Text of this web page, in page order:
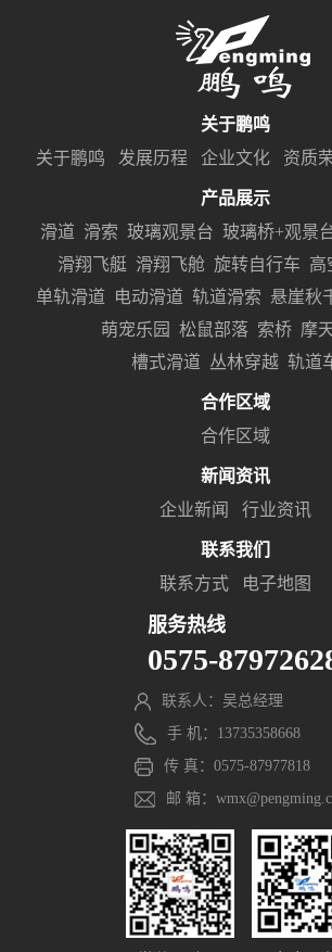
关于鹏鸣
关于鹏鸣
发展历程 企业文化 资质
产品展示
滑道 滑索 玻璃观景台 玻璃桥+观景
滑翔飞艇 滑翔飞舱 旋转自行车 高
单轨滑道
电动滑道 轨道滑索 悬崖秋
萌宠乐园
松鼠部落 索桥 摩
槽式滑道 丛林穿越 轨道
合作区域
合作区域
新闻资讯
企业新闻
行业资讯
联系我们
联系方式
电子地图
服务热线
0575-
联系人：吴总经理
手 机：13735358668
传 真：0575-87977818
邮 箱：